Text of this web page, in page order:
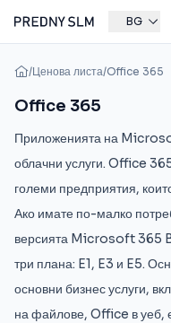
BG
/Ценова листа/Office 365
Office 365
Приложенията на
облачни услуги. Office
големи предприятия,
Ако имате по-малко
версията Microsoft 365
три плана: E1, E3 и E5.
основни бизнес услуги,
на файлове, Office в уеб,